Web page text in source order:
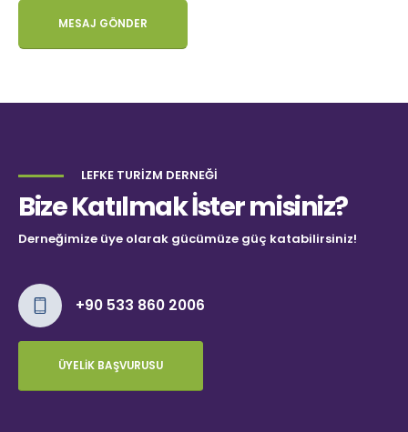
LEFKE TURIZM DERNEĞI
Bize Katılmak İster misiniz?
Derneğimize üye olarak gücümüze güç katabilirsiniz!
+90 533 860 2006
ÜYELIK BAŞVURUSU